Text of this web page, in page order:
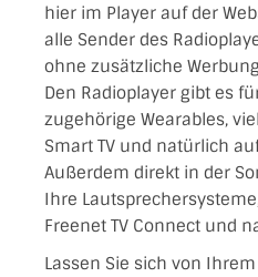
hier im Player auf der
alle Sender des
ohne zusätzliche
Den Radioplayer gibt es
zugehörige Wearables,
Smart TV und natürlich
Außerdem direkt in der
Ihre
Freenet TV Connect und
Lassen Sie sich von